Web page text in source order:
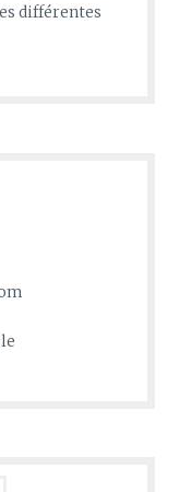
différentes